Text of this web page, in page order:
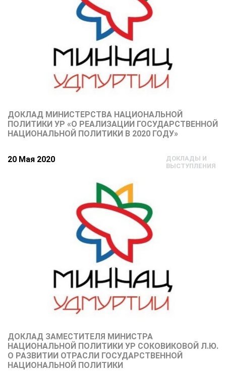
ДОКЛАД МИНИСТЕРСТВА НАЦИОНАЛЬНОЙ
ПОЛИТИКИ УР «О РЕАЛИЗАЦИИ ГОСУДАРСТВЕННОЙ
НАЦИОНАЛЬНОЙ ПОЛИТИКИ В 2020 ГОДУ»
20 Мая 2020
ДОКЛАДЫ И
ВЫСТУПЛЕНИЯ
ДОКЛАД ЗАМЕСТИТЕЛЯ МИНИСТРА
НАЦИОНАЛЬНОЙ ПОЛИТИКИ УР СОКОВИКОВОЙ Л.Ю.
О РАЗВИТИИ ОТРАСЛИ ГОСУДАРСТВЕННОЙ
НАЦИОНАЛЬНОЙ ПОЛИТИКИ